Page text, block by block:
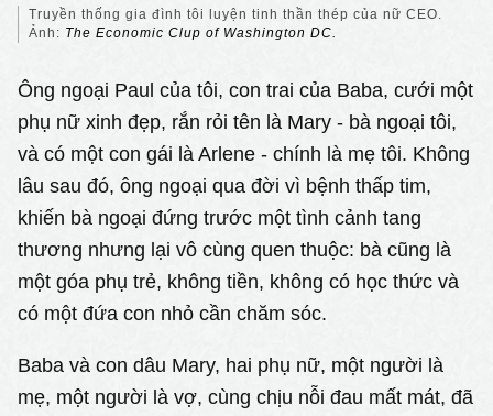
Truyền thống gia đình tôi luyện tinh thần thép của nữ CEO.
Ảnh: The Economic Clup of Washington DC.
Ông ngoại Paul của tôi, con trai của Baba, cưới một
phụ nữ xinh đẹp, rắn rỏi tên là Mary - bà ngoại tôi,
và có một con gái là Arlene - chính là mẹ tôi. Không
lâu sau đó, ông ngoại qua đời vì bệnh thấp tim,
khiến bà ngoại đứng trước một tình cảnh tang
thương nhưng lại vô cùng quen thuộc: bà cũng là
một góa phụ trẻ, không tiền, không có học thức và
có một đứa con nhỏ cần chăm sóc.
Baba và con dâu Mary, hai phụ nữ, một người là
mẹ, một người là vợ, cùng chịu nỗi đau mất mát, đã